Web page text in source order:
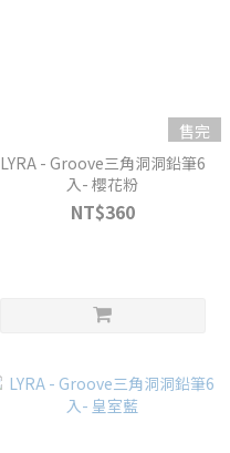
售完
LYRA - Groove三角洞洞鉛筆6
入- 櫻花粉
NT$360